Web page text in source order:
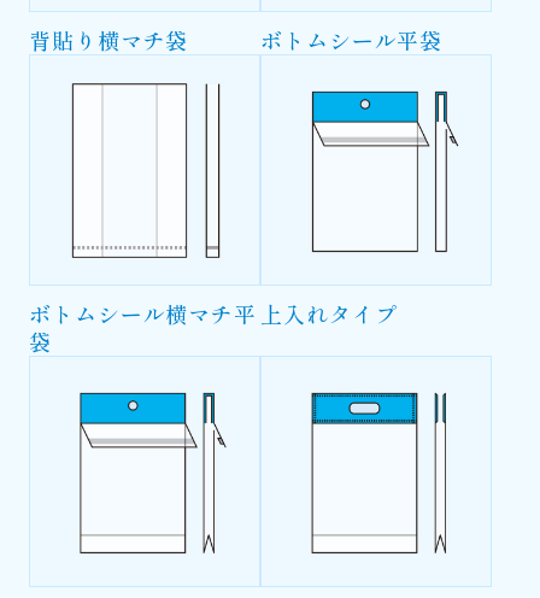
背貼り横マチ袋 ボトムシール平袋
ボトムシール横マチ平
袋
上入れタイプ